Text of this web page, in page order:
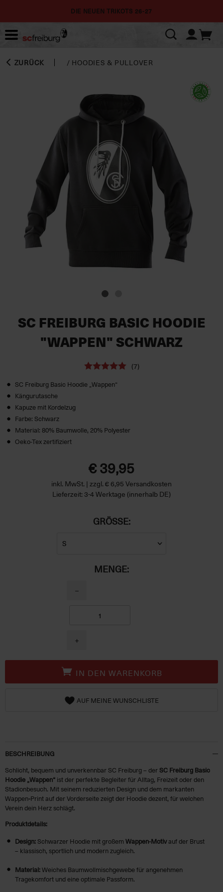
DIE NEUEN TRIKOTS 26-27
ZURÜCK / HOODIES & PULLOVER
SC FREIBURG BASIC HOODIE
"WAPPEN" SCHWARZ
(7)
SC Freiburg Basic Hoodie „Wappen“
Kängurutasche
Kapuze mit Kordelzug
Farbe: Schwarz
Material: 80% Baumwolle, 20% Polyester
Oeko-Tex zertifiziert
€ 39,95
inkl. MwSt. | zzgl. € 6,95 Versandkosten
Lieferzeit: 3-4 Werktage (innerhalb DE)
GRÖSSE:
MENGE:
−
+
IN DEN WARENKORB
AUF MEINE WUNSCHLISTE
BESCHREIBUNG
Schlicht, bequem und unverkennbar SC Freiburg – der SC Freiburg Basic
Hoodie „Wappen“ ist der perfekte Begleiter für Alltag, Freizeit oder den
Stadionbesuch. Mit seinem reduzierten Design und dem markanten
Wappen-Print auf der Vorderseite zeigt der Hoodie dezent, für welchen
Verein dein Herz schlägt.
Produktdetails:
Design:Schwarzer Hoodie mit großem Wappen-Motivauf der Brust
– klassisch, sportlich und modern zugleich.
Material:Weiches Baumwollmischgewebe für angenehmen
Tragekomfort und eine optimale Passform.